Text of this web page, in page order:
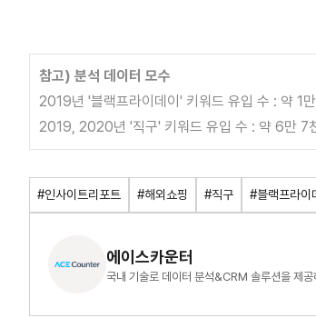
참고) 분석 데이터 모수
2019년 '블랙프라이데이' 키워드 유입 수 : 약 1
2019, 2020년 '직구' 키워드 유입 수 : 약 6만 7
#인사이트리포트 #해외쇼핑 #직구 #블랙프라이
에이스카운터
국내 기술로 데이터 분석&CRM 솔루션을 제